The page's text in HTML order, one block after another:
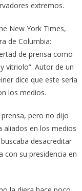
extremos.
New York Times,
de Columbia:
de prensa como
vitriolo”. Autor de un
dice que este sería
los medios.
pero no dijo
aliados en los medios
desacreditar
con su presidencia en